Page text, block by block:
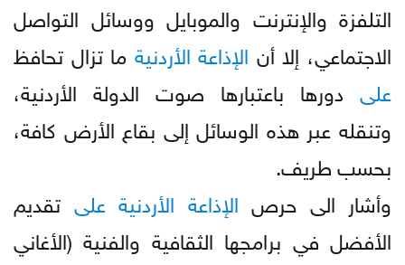
التلفزة والإنترنت والموبايل ووسائل التواصل
الاجتماعي، إلا أن الإذاعة الأردنية ما تزال تحافظ
على دورها باعتبارها صوت الدولة الأردنية،
وتنقله عبر هذه الوسائل إلى بقاع الأرض كافة،
بحسب طريف.
وأشار الى حرص الإذاعة الأردنية على تقديم
الأفضل في برامجها الثقافية والفنية (الأغاني